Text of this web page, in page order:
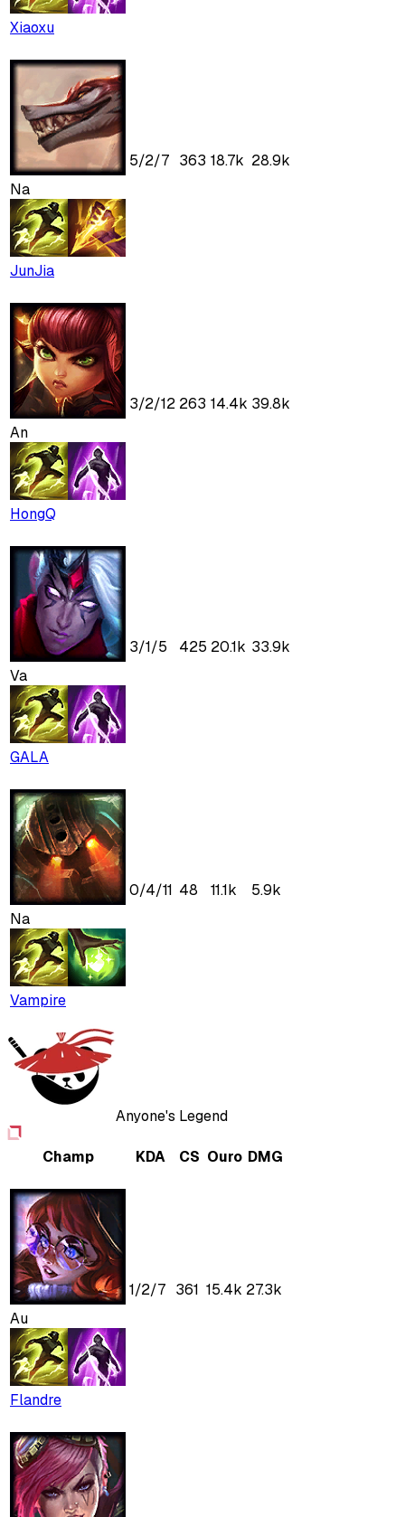
Xiaoxu
Na
JunJia
5/2/7 363 18.7k 28.9k
An
HongQ
3/2/12 263 14.4k 39.8k
Va
GALA
3/1/5 425 20.1k 33.9k
Na
Vampire
0/4/11 48 11.1k 5.9k
Anyone's Legend
Champ KDA CS Ouro DMG
Au
Flandre
1/2/7 361 15.4k 27.3k